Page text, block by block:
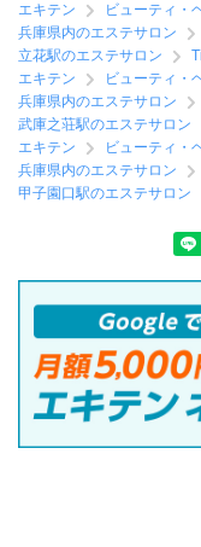
エキテン
ビューティ・
兵庫県内のエステサロン
立花駅のエステサロン
エキテン
ビューティ・
兵庫県内のエステサロン
武庫之荘駅のエステサロン
エキテン
ビューティ・
兵庫県内のエステサロン
甲子園口駅のエステサロン